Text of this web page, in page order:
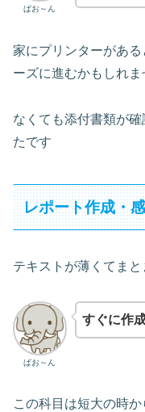
ぱお～ん
家にプリンターがあ
ーズに進むかもしれま
なくても添付書類が
たです
レポート作成・
テキストが薄くてまと
ぱお～ん
すぐに作
この科目は短大の時